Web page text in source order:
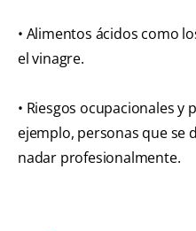
• Alimentos ácidos como
el vinagre.
• Riesgos ocupacionales y
ejemplo, personas que se
nadar profesionalmente.